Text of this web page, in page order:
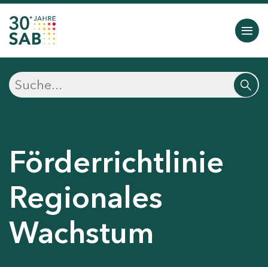
Förderrichtlinie
Regionales
Wachstum